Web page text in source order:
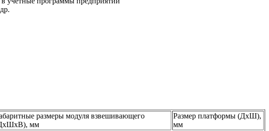
размеры модуля взвешивающего
мм
Размер платформы (ДхШ),
мм